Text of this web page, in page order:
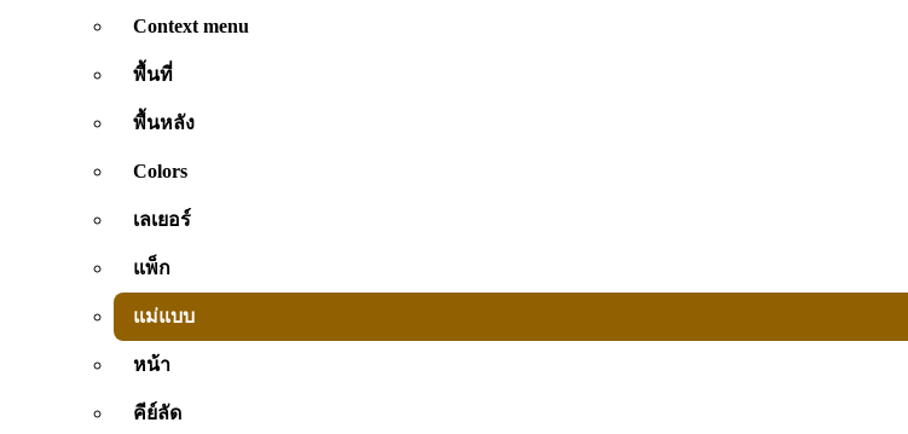
Context menu
พื้นที่
พื้นหลัง
Colors
เลเยอร์
แพ็ก
แม่แบบ
หน้า
คีย์ลัด